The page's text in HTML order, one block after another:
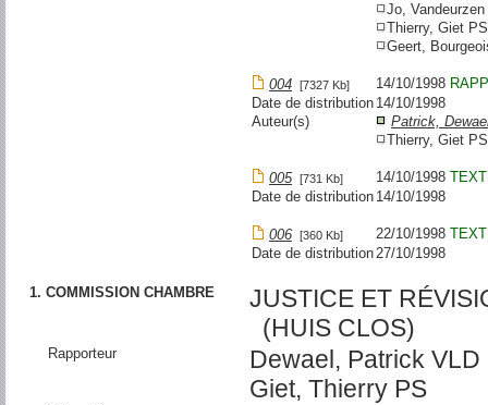
Jo,
Thierry, Giet
Geert,
004 [7327 Kb] 14/10/1998
Date de distribution 14/10/1998
Auteur(s)
Patrick,
Thierry, Giet
005 [731 Kb] 14/10/1998
Date de distribution 14/10/1998
006 [360 Kb] 22/10/1998
Date de distribution27/10/1998
1. COMMISSION CHAMBRE
JUSTICE ET
(HUIS CLOS)
Rapporteur
Dewael, Patrick VLD
Giet, Thierry PS